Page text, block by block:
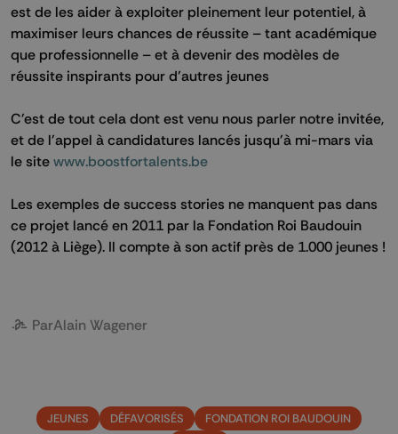
est de les aider à exploiter pleinement leur potentiel, à
maximiser leurs chances de réussite – tant académique
que professionnelle – et à devenir des modèles de
réussite inspirants pour d’autres jeunes
C'est de tout cela dont est venu nous parler notre invitée,
et de l'appel à candidatures lancés jusqu'à mi-mars via
le site www.boostfortalents.be
Les exemples de success stories ne manquent pas dans
ce projet lancé en 2011 par la Fondation Roi Baudouin
(2012 à Liège). Il compte à son actif près de 1.000 jeunes !
ParAlain Wagener
JEUNES DÉFAVORISÉS
FONDATION ROI BAUDOUIN